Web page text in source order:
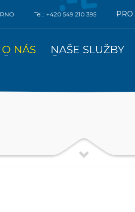
Tel.: +420 549 210 395 PRO
O NÁS NAŠE SLUŽBY